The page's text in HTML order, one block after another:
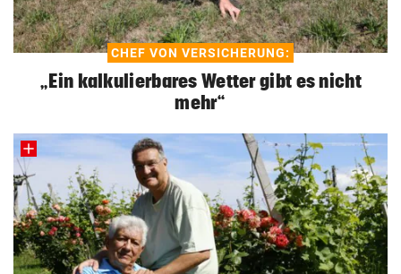
CHEF VON VERSICHERUNG:
„Ein kalkulierbares Wetter gibt es nicht
mehr“